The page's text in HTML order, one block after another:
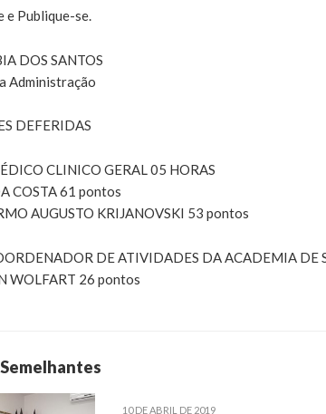
e Publique-se.
DOS SANTOS
Administração
DEFERIDAS
CLINICO GERAL 05 HORAS
COSTA 61 pontos
AUGUSTO KRIJANOVSKI 53 pontos
DE ATIVIDADES DA ACADEMIA DE
WOLFART 26 pontos
10 DE ABRIL DE 2019